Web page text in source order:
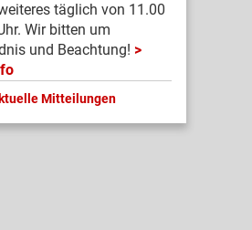
täglich von 11.00
Wir bitten um
und Beachtung!
Mitteilungen